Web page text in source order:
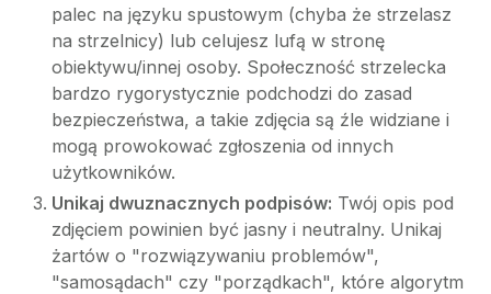
palec na języku spustowym (chyba że strzelasz
na strzelnicy) lub celujesz lufą w stronę
obiektywu/innej osoby. Społeczność strzelecka
bardzo rygorystycznie podchodzi do zasad
bezpieczeństwa, a takie zdjęcia są źle widziane i
mogą prowokować zgłoszenia od innych
użytkowników.
Unikaj dwuznacznych podpisów: Twój opis pod
zdjęciem powinien być jasny i neutralny. Unikaj
żartów o "rozwiązywaniu problemów",
"samosądach" czy "porządkach", które algorytm